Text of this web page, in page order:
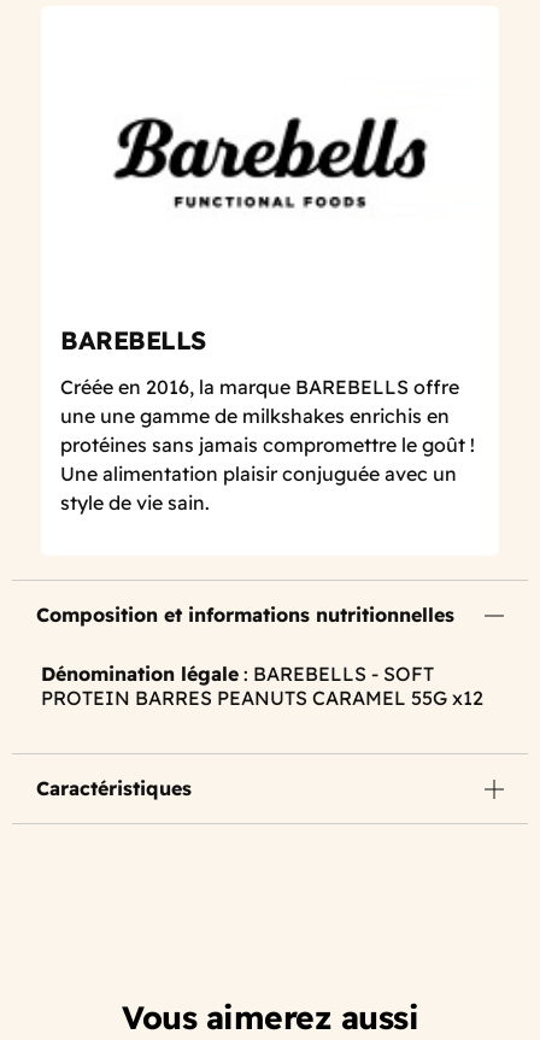
BAREBELLS
Créée en 2016, la marque BAREBELLS offre
une une gamme de milkshakes enrichis en
protéines sans jamais compromettre le goût !
Une alimentation plaisir conjuguée avec un
style de vie sain.
Composition et informations nutritionnelles
Dénomination légale : BAREBELLS - SOFT
PROTEIN BARRES PEANUTS CARAMEL 55G x12
Caractéristiques
Vous aimerez aussi